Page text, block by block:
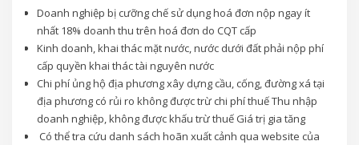
Doanh nghiệp bị cưỡng chế sử dụng hoá đơn nộp ngay ít
nhất 18% doanh thu trên hoá đơn do CQT cấp
Kinh doanh, khai thác mặt nước, nước dưới đất phải nộp phí
cấp quyền khai thác tài nguyên nước
Chi phí ủng hộ địa phương xây dựng cầu, cống, đường xá tại
địa phương có rủi ro không được trừ chi phí thuế Thu nhập
doanh nghiệp, không được khấu trừ thuế Giá trị gia tăng
Có thể tra cứu danh sách hoãn xuất cảnh qua website của